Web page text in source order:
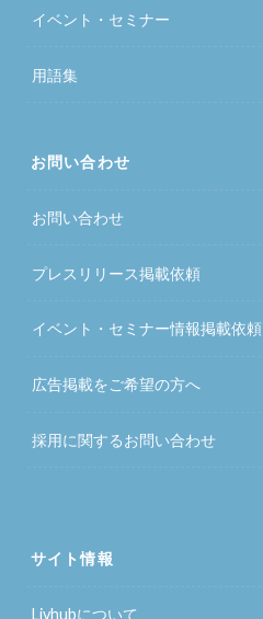
イベント・セミナー
用語集
お問い合わせ
お問い合わせ
プレスリリース掲載依頼
イベント・セミナー情報掲載依頼
広告掲載をご希望の方へ
採用に関するお問い合わせ
サイト情報
Livhubについて